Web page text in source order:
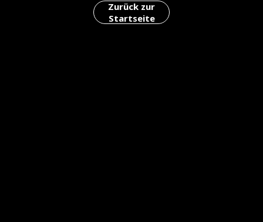
Zurück zur
Startseite